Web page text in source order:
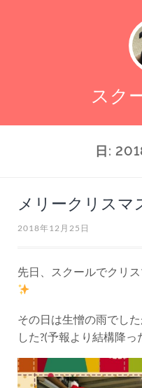
スク
日:
メリークリスマ
2018年12月25日
先日、スクールでクリ
その日は生憎の雨でし
した?(予報より結構降っ